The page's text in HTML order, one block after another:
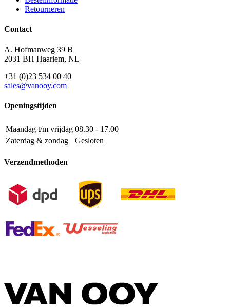
Retourneren
Contact
A. Hofmanweg 39 B
2031 BH Haarlem, NL
+31 (0)23 534 00 40
sales@vanooy.com
Openingstijden
Maandag t/m vrijdag 08.30 - 17.00
Zaterdag & zondag
Gesloten
Verzendmethoden